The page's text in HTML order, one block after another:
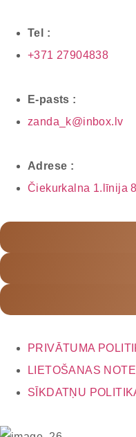
Tel :
+371 27904838
E-pasts :
zanda_k@inbox.lv
Adrese :
Čiekurkalna 1.līnija
PRIVĀTUMA
LIETOŠANAS
SĪKDATŅU